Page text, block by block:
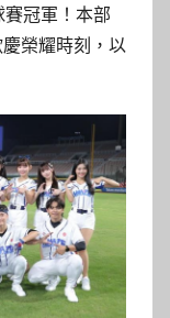
賽冠軍！本部
榮耀時刻，以